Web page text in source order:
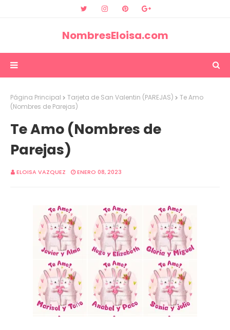
NombresEloisa.com
Página Principal Tarjeta de San Valentin (PAREJAS)
Te Amo
(Nombres de Parejas)
Te Amo (Nombres de
Parejas)
ELOISA VAZQUEZ ENERO 08, 2023